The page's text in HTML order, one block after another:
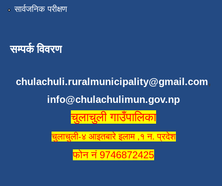
सार्वजनिक परीक्षण
सम्पर्क विवरण
chulachuli.ruralmunicipality@gmail.com,
info@chulachulimun.gov.np
चुलाचुली गाउँपालिका
चुलाचुली-४ आइतबारे इलाम ,१ न. प्रदेश
फोन नं 9746872425